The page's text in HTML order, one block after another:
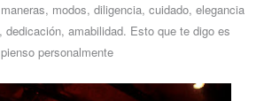
modos, diligencia, cuidado, elegancia
dedicación, amabilidad. Esto que te digo es
personalmente